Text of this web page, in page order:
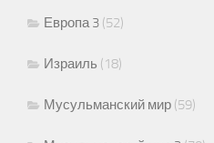
Европа 3 (52)
Израиль (18)
Мусульманский мир (59)